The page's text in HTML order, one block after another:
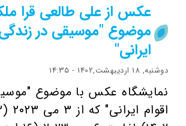
عکس از علی طالعی قرا
موضوع "موسیقی در زندگی
ایرانی"
دوشنبه, 18 اردیبهشت,1402 - 14:35
نمایشگاه عکس با موضوع